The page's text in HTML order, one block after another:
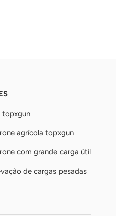
topxgun
agrícola topxgun
com grande carga útil
de cargas pesadas